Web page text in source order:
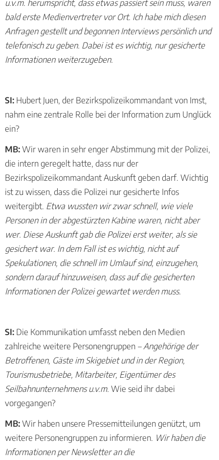
u.v.m. herumspricht, dass etwas passiert sein muss, waren
bald erste Medienvertreter vor Ort. Ich habe mich diesen
Anfragen gestellt und begonnen Interviews persönlich und
telefonisch zu geben. Dabei ist es wichtig, nur gesicherte
Informationen weiterzugeben.
SI: Hubert Juen, der Bezirkspolizeikommandant von Imst,
nahm eine zentrale Rolle bei der Information zum Unglück
ein?
MB:Wir waren in sehr enger Abstimmung mit der Polizei,
die intern geregelt hatte, dass nur der
Bezirkspolizeikommandant Auskunft geben darf. Wichtig
ist zu wissen, dass die Polizei nur gesicherte Infos
weitergibt. Etwa wussten wir zwar schnell, wie viele
Personen in der abgestürzten Kabine waren, nicht aber
wer. Diese Auskunft gab die Polizei erst weiter, als sie
gesichert war. In dem Fall ist es wichtig, nicht auf
Spekulationen, die schnell im Umlauf sind, einzugehen,
sondern darauf hinzuweisen, dass auf die gesicherten
Informationen der Polizei gewartet werden muss.
SI: Die Kommunikation umfasst neben den Medien
zahlreiche weitere Personengruppen – Angehörige der
Betroffenen, Gäste im Skigebiet und in der Region,
Tourismusbetriebe, Mitarbeiter, Eigentümer des
Seilbahnunternehmens u.v.m. Wie seid ihr dabei
vorgegangen?
MB:Wir haben unsere Pressemitteilungen genützt, um
weitere Personengruppen zu informieren. Wir haben die
Informationen per Newsletter an die